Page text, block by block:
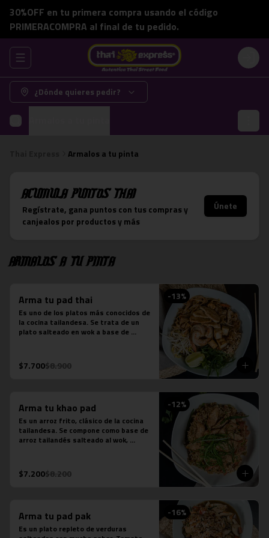
30%OFF en tu primera compra usando el código
PRIMERACOMPRA al final de tu pedido.
Abrir menu de navegación Login
¿Dónde quieres pedir?
Armalos a tu pinta
AcumulaPuntos Thai
Regístrate, gana puntos con tus compras y
canjealos por productos y más
Únete
Armalos a tu pinta
-13%
Arma tu pad thai
Es uno de los platos más conocidos de
la cocina tailandesa. Se trata de un
plato salteado en wok a base de
cebolla, maní, cebollín, cilantro, diente
de dragón y limón sutil. Se acompaña
$7.700$8.900
-12%
Arma tu khao pad
Es un arroz frito, clásico de la cocina
tailandesa. Se compone como base de
arroz tailandés salteado al wok,
salsa tamarindo.
$7.200$8.200
-16%
Arma tu pad pak
Es un plato repleto de verduras